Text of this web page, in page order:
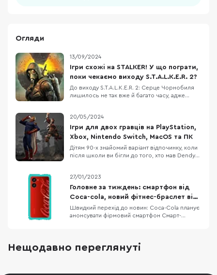
Огляди
13/09/2024
Ігри схожі на STALKER! У що пограти,
поки чекаємо виходу S.T.A.L.K.E.R. 2?
До виходу S.T.A.L.K.E.R. 2: Серце Чорнобиля
лишилось не так вже й багато часу, адже
фанатів Зони, батонів та енергетиків!
Нагадаємо, що виходу нової частини STALKER
чекали протягом довгих 12 років, бо перша
дата релізу бу
20/05/2024
Ігри для двох гравців на PlayStation,
Xbox, Nintendo Switch, MacOS та ПК
Дітям 90-х знайомий варіант відпочинку, коли
після школи ви бігли до того, хто мав Dendy
“посаджений кінескоп”. До речі, легендарна
“Денді” - це корейський клон японської
консолі Frimecom, відомої у світі як Nintendo
27/01/2023
Головне за тиждень: смартфон від
Coca-cola, новий фітнес-браслет від
Redmi
Швидкий перехід до новин: Coca-Cola планує
анонсувати фірмовий смартфон Смарт-
Square Enix отримав низькі оцінки на
агрегаторах MacBook Pro 14 з чіпом M2
Нещодавно переглянуті